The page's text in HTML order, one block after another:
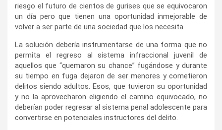
riesgo el futuro de cientos de gurises que se equivocaron
un día pero que tienen una oportunidad inmejorable de
volver a ser parte de una sociedad que los necesita.
La solución debería instrumentarse de una forma que no
permita el regreso al sistema infraccional juvenil de
aquellos que “quemaron su chance” fugándose y durante
su tiempo en fuga dejaron de ser menores y cometieron
delitos siendo adultos. Esos, que tuvieron su oportunidad
y no la aprovecharon eligiendo el camino equivocado, no
deberían poder regresar al sistema penal adolescente para
convertirse en potenciales instructores del delito.